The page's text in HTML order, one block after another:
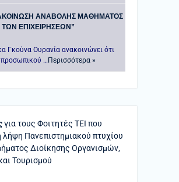
ΑΝΑΒΟΛΗΣ ΜΑΘΗΜΑΤΟΣ
ΕΠΙΧΕΙΡΗΣΕΩΝ”
Γκούνα Ουρανία ανακοινώνει ότι
… Περισσότερα »
για τους Φοιτητές ΤΕΙ που
λήψη Πανεπιστημιακού πτυχίου
Διοίκησης Οργανισμών,
Τουρισμού